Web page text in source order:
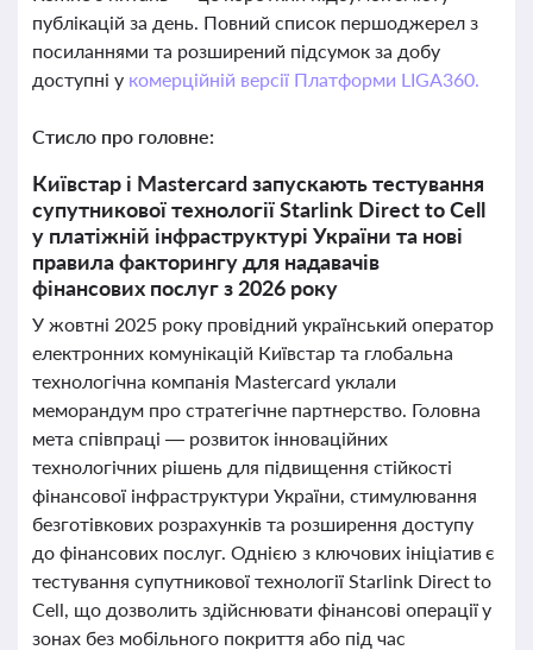
публікацій за день. Повний список першоджерел з
посиланнями та розширений підсумок за добу
доступні у комерційній версії Платформи LIGA360.
Стисло про головне:
Київстар і Mastercard запускають тестування
супутникової технології Starlink Direct to Cell
у платіжній інфраструктурі України та нові
правила факторингу для надавачів
фінансових послуг з 2026 року
У жовтні 2025 року провідний український оператор
електронних комунікацій Київстар та глобальна
технологічна компанія Mastercard уклали
меморандум про стратегічне партнерство. Головна
мета співпраці — розвиток інноваційних
технологічних рішень для підвищення стійкості
фінансової інфраструктури України, стимулювання
безготівкових розрахунків та розширення доступу
до фінансових послуг. Однією з ключових ініціатив є
тестування супутникової технології Starlink Direct to
Cell, що дозволить здійснювати фінансові операції у
зонах без мобільного покриття або під час